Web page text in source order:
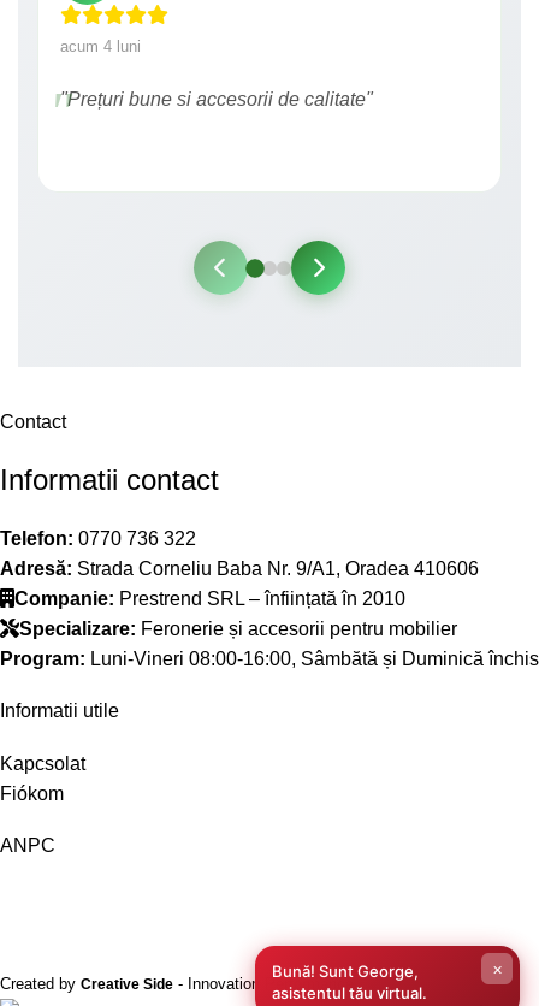
acum 4 luni
"Prețuri bune si accesorii de calitate"
Contact
Informatii contact
Telefon: 0770 736 322
Adresă: Strada Corneliu Baba Nr. 9/A1, Oradea 410606
Companie: Prestrend SRL – înființată în 2010
Specializare: Feronerie și accesorii pentru mobilier
Program: Luni-Vineri 08:00-16:00, Sâmbătă și Duminică închis
Informatii utile
Kapcsolat
Fiókom
ANPC
Created by Creative Side - Innovation Performance
Bună! Sunt George,
asistentul tău virtual.
×